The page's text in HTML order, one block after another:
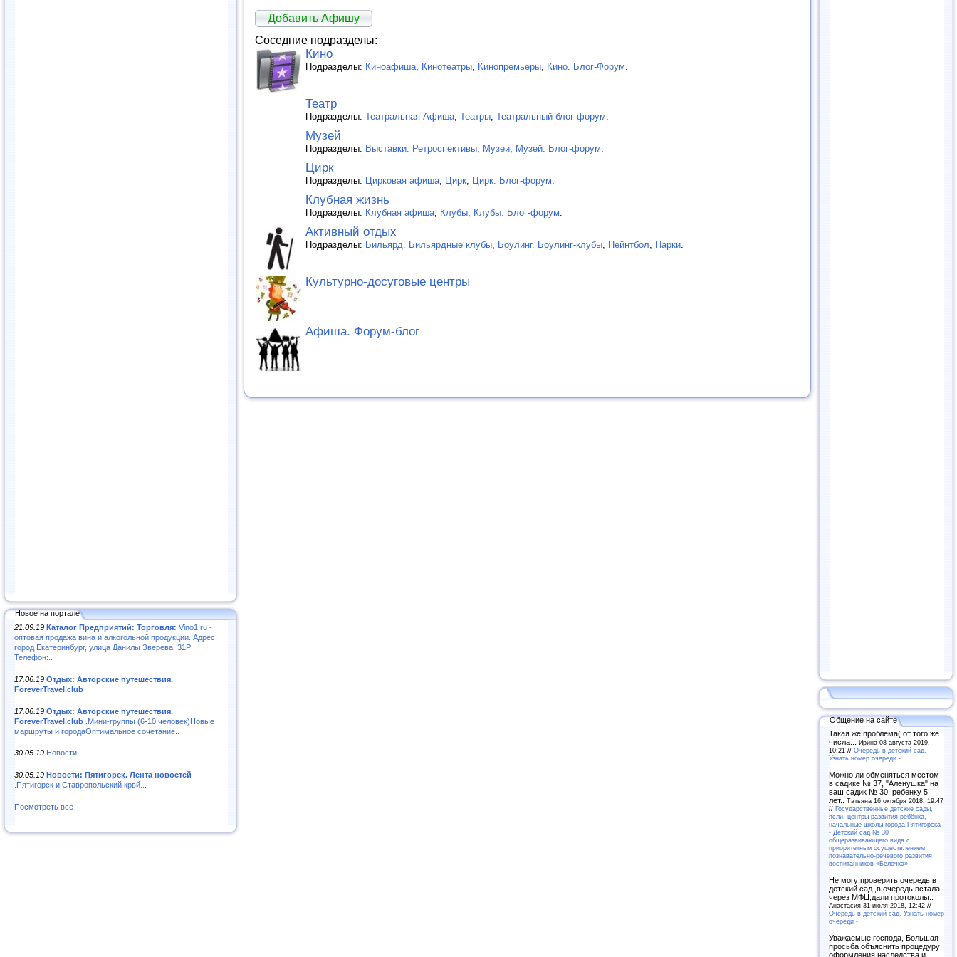
Новое на портале
21.09.19 Каталог Предприятий: Торговля: Vino1.ru -
оптовая продажа вина и алкогольной продукции. Адрес:
город Екатеринбург, улица Данилы Зверева, 31Р
Телефон:..
17.06.19 Отдых: Авторские путешествия.
ForeverTravel.club
17.06.19 Отдых: Авторские путешествия.
ForeverTravel.club .Мини-группы (6-10 человек)Новые
маршруты и городаОптимальное сочетание..
30.05.19 Новости
30.05.19 Новости: Пятигорск. Лента новостей
.Пятигорск и Ставропольский крвй...
Посмотреть все
Добавить Афишу
Соседние подразделы:
Кино
Подразделы: Киноафиша Кинотеатры Кинопремьеры Кино. Блог-Форум
Театр
Подразделы: Театральная Афиша Театры Театральный блог-форум
Музей
Подразделы: Выставки. Ретроспективы Музеи Музей. Блог-форум
Цирк
Подразделы: Цирковая афиша Цирк Цирк. Блог-форум
Клубная жизнь
Подразделы: Клубная афиша Клубы Клубы. Блог-форум
Активный отдых
Подразделы: Бильярд. Бильярдные клубы Боулинг. Боулинг-клубы Пейнтбол Парки
Культурно-досуговые центры
Афиша. Форум-блог
Общение на сайте
Такая же проблема( от того же
числа... Ирина 08 августа 2019,
10:21 // Очередь в детский сад.
Узнать номер очереди -
Можно ли обменяться местом
в садике № 37, "Аленушка" на
ваш садик № 30, ребенку 5
лет.. Татьяна 16 октября 2018, 19:47
// Государственные детские сады,
ясли, центры развития ребёнка,
начальные школы города Пятигорска
- Детский сад № 30
общеразвивающего вида с
приоритетным осуществлением
познавательно-речевого развития
воспитанников «Белочка»
Не могу проверить очередь в
детский сад ,в очередь встала
через МФЦ,дали протоколы..
Анастасия 31 июля 2018, 12:42 //
Очередь в детский сад. Узнать номер
очереди -
Уважаемые господа, Большая
просьба объяснить процедуру
оформления наследства и